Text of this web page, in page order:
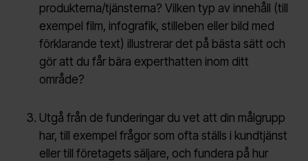
produkterna/tjänsterna? Vilken typ av innehåll (till
exempel film, infografik, stilleben eller bild med
förklarande text) illustrerar det på bästa sätt och
gör att du får bära experthatten inom ditt
område?
Utgå från de funderingar du vet att din målgrupp
har, till exempel frågor som ofta ställs i kundtjänst
eller till företagets säljare, och fundera på hur